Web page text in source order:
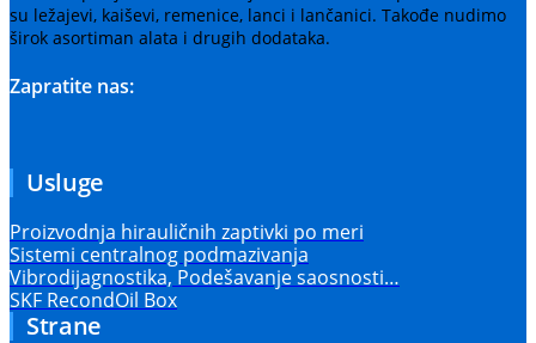
su ležajevi, kaiševi, remenice, lanci i lančanici. Takođe nudimo
širok asortiman alata i drugih dodataka.
Zapratite nas:
Usluge
Proizvodnja hirauličnih zaptivki po meri
Sistemi centralnog podmazivanja
Vibrodijagnostika, Podešavanje saosnosti…
SKF RecondOil Box
Strane